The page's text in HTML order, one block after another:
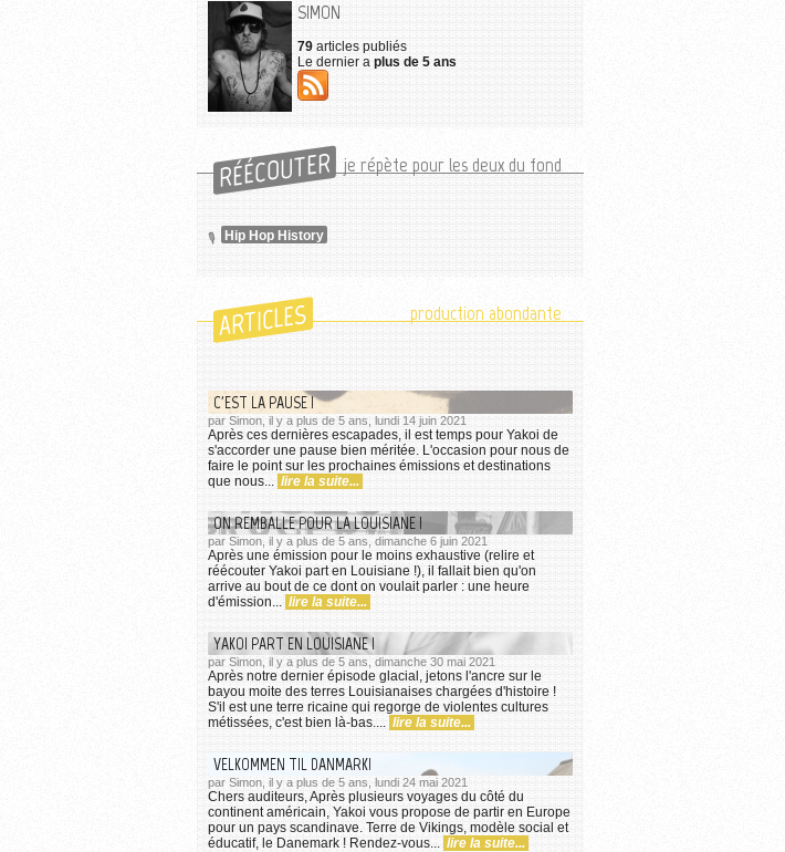
SIMON
79 articles publiés
Le dernier a plus de 5 ans
RÉÉCOUTER je répète pour les deux du fond
Hip Hop History
ARTICLES production abondante
C'EST LA PAUSE !
par Simon, il y a plus de 5 ans, lundi 14 juin 2021
Après ces dernières escapades, il est temps pour Yakoi de
s'accorder une pause bien méritée. L'occasion pour nous de
faire le point sur les prochaines émissions et destinations
que nous... lire la suite...
ON REMBALLE POUR LA LOUISIANE !
par Simon, il y a plus de 5 ans, dimanche 6 juin 2021
Après une émission pour le moins exhaustive (relire et
réécouter Yakoi part en Louisiane !), il fallait bien qu'on
arrive au bout de ce dont on voulait parler : une heure
d'émission... lire la suite...
YAKOI PART EN LOUISIANE !
par Simon, il y a plus de 5 ans, dimanche 30 mai 2021
Après notre dernier épisode glacial, jetons l'ancre sur le
bayou moite des terres Louisianaises chargées d'histoire !
S'il est une terre ricaine qui regorge de violentes cultures
métissées, c'est bien là-bas.... lire la suite...
VELKOMMEN TIL DANMARK!
par Simon, il y a plus de 5 ans, lundi 24 mai 2021
Chers auditeurs, Après plusieurs voyages du côté du
continent américain, Yakoi vous propose de partir en Europe
pour un pays scandinave. Terre de Vikings, modèle social et
éducatif, le Danemark ! Rendez-vous... lire la suite...